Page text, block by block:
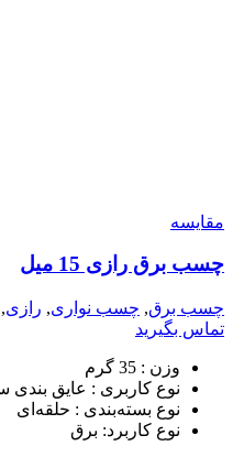
مقایسه
چسب برق رازی 15 میل
چسب برق, چسب نواری, رازی,
تماس بگیرید
وزن : 35 گرم
نوع کاربری : عایق بندی
نوع بسته‌بندی : حلقه‌ای
نوع کاربرد: برق